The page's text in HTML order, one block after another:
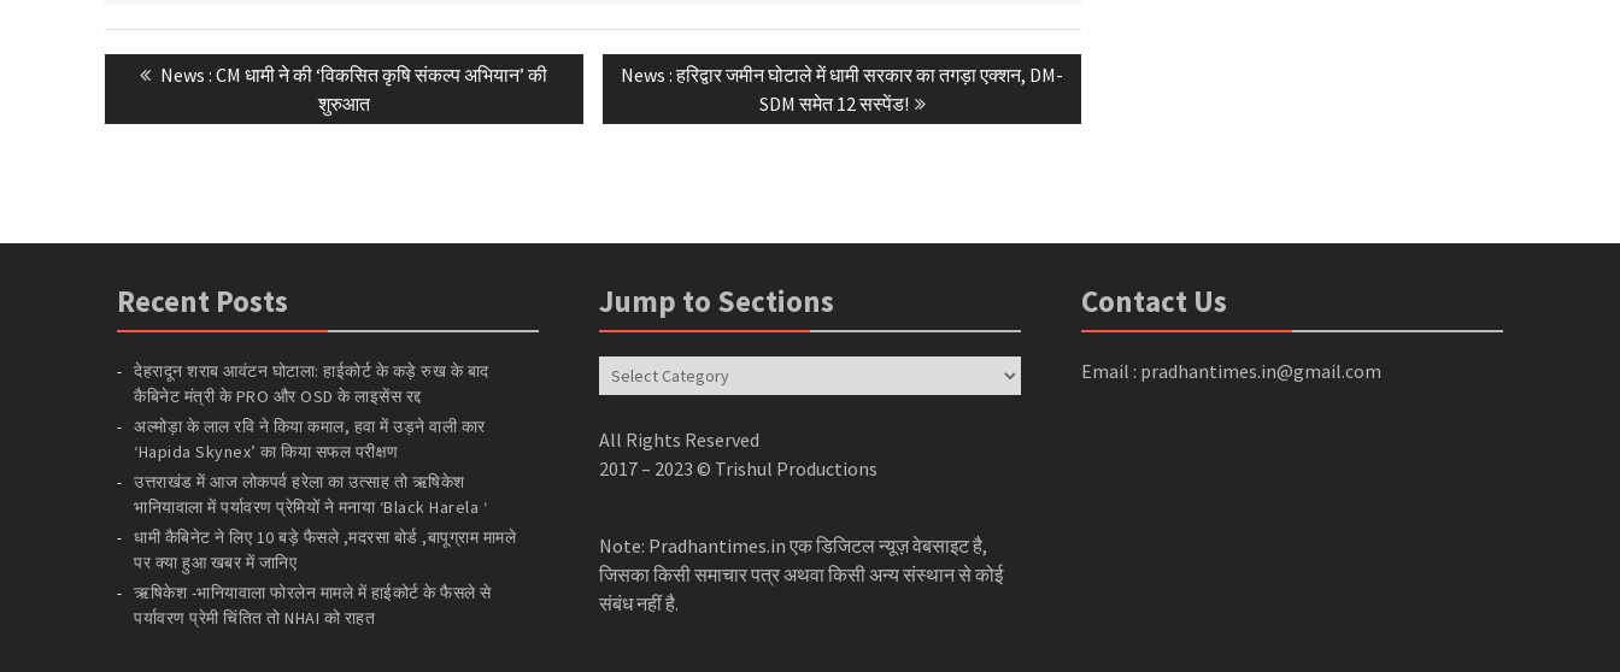
Post
navigation
Previous
News : CM धामी ने की ‘विकसित कृषि संकल्प अभियान’ की
शुरुआत
Next
News : हरिद्वार जमीन घोटाले में धामी सरकार का तगड़ा एक्शन, DM-
SDM समेत 12 सस्पेंड!
Recent Posts
देहरादून शराब आवंटन घोटाला: हाईकोर्ट के कड़े रुख के बाद
कैबिनेट मंत्री के PRO और OSD के लाइसेंस रद्द
अल्मोड़ा के लाल रवि ने किया कमाल, हवा में उड़ने वाली कार
‘Hapida Skynex’ का किया सफल परीक्षण
उत्तराखंड में आज लोकपर्व हरेला का उत्साह तो ऋषिकेश
भानियावाला में पर्यावरण प्रेमियों ने मनाया ‘Black Harela ‘
धामी कैबिनेट ने लिए 10 बड़े फैसले ,मदरसा बोर्ड ,बापूग्राम मामले
पर क्या हुआ खबर में जानिए
ऋषिकेश -भानियावाला फोरलेन मामले में हाईकोर्ट के फैसले से
पर्यावरण प्रेमी चिंतित तो NHAI को राहत
Jump to Sections
Jump
to
All Rights Reserved
2017 – 2023 © Trishul Productions
Note: Pradhantimes.in एक डिजिटल न्यूज़ वेबसाइट है,
जिसका किसी समाचार पत्र अथवा किसी अन्य संस्थान से कोई
संबंध नहीं है.
Contact Us
Email : pradhantimes.in@gmail.com